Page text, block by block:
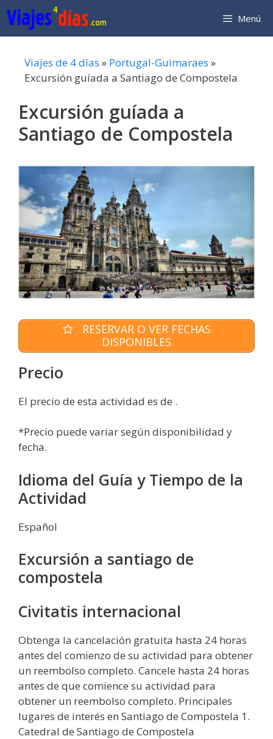
Saltar
al
contenido
Menú
Viajes de 4 días » Portugal-Guimaraes »
Excursión guíada a Santiago de Compostela
Excursión guíada a
Santiago de Compostela
RESERVAR O VER FECHAS
DISPONIBLES
Precio
El precio de esta actividad es de .
*Precio puede variar según disponibilidad y
fecha.
Idioma del Guía y Tiempo de la
Actividad
Español
Excursión a santiago de
compostela
Civitatis internacional
Obtenga la cancelación gratuita hasta 24 horas
antes del comienzo de su actividad para obtener
un reembolso completo. Cancele hasta 24 horas
antes de que comience su actividad para
obtener un reembolso completo. Principales
lugares de interés en Santiago de Compostela 1.
Catedral de Santiago de Compostela